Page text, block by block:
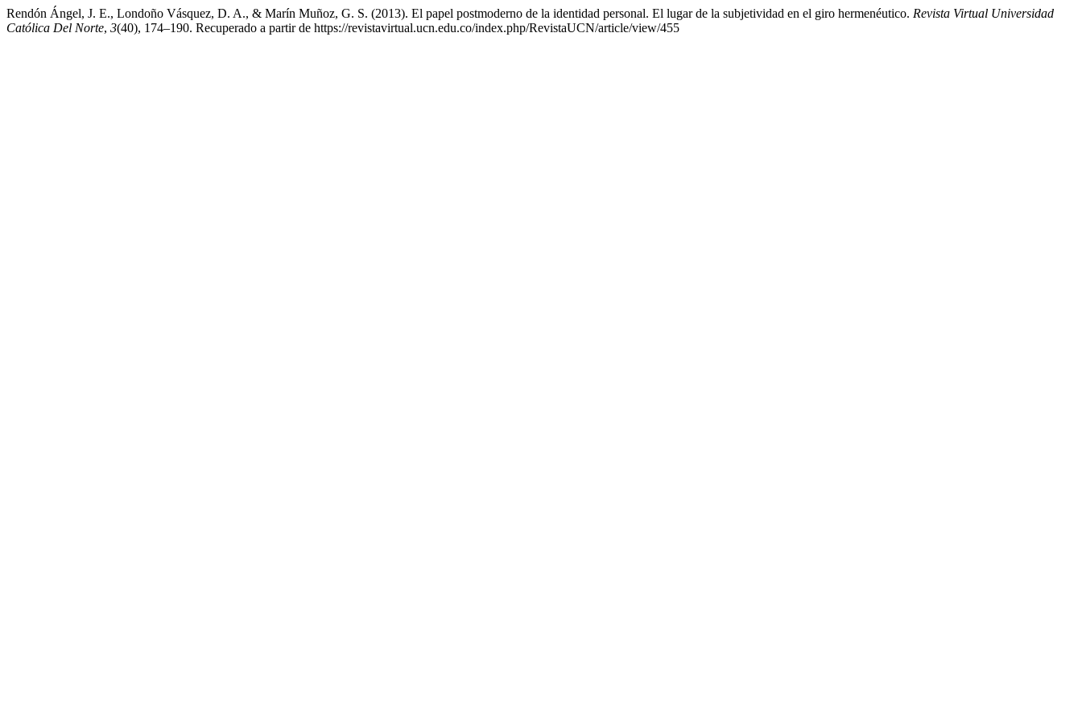
Rendón Ángel, J. E., Londoño Vásquez, D. A., & Marín Muñoz, G. S. (2013). El papel postmoderno de la identidad personal. El lugar de la subjetividad en el giro hermenéutico. Revista Virtual Universidad
Católica Del Norte, 3(40), 174–190. Recuperado a partir de https://revistavirtual.ucn.edu.co/index.php/RevistaUCN/article/view/455